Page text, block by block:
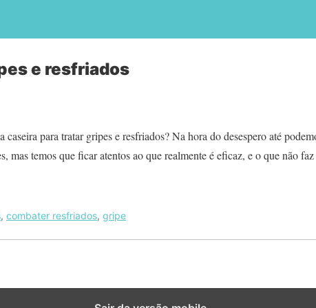
e resfriados
para tratar gripes e resfriados? Na hora do desespero até
mas temos que ficar atentos ao que realmente é eficaz, e o que não
, combater resfriados, gripe